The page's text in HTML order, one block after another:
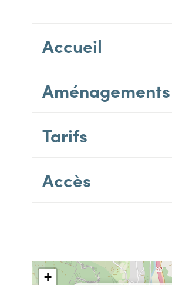
Accueil
Aménagements
Tarifs
Accès
+